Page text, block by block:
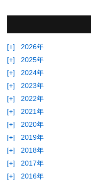
[+]
2026年
[+]
2025年
[+]
2024年
[+]
2023年
[+]
2022年
[+]
2021年
[+]
2020年
[+]
2019年
[+]
2018年
[+]
2017年
[+]
2016年